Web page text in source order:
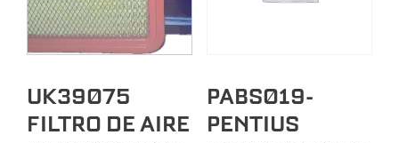
UK39075
FILTRO DE AIRE
PABS019-
PENTIUS